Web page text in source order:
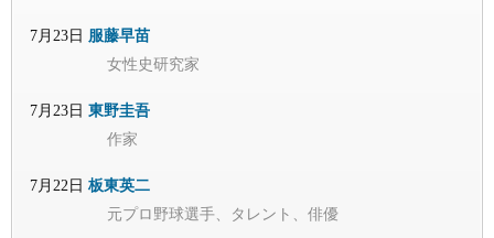
7月23日 服藤早苗
女性史研究家
7月23日 東野圭吾
作家
7月22日 板東英二
元プロ野球選手、タレント、俳優